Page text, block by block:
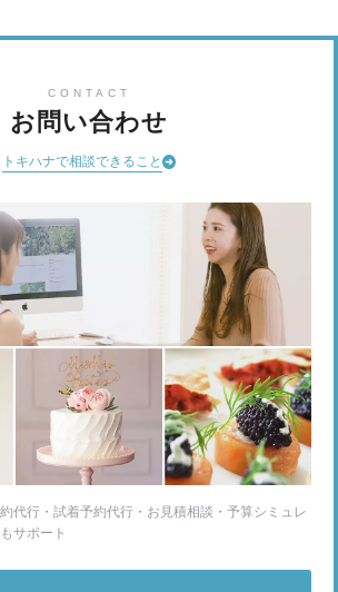
CONTACT
お問い合わせ
トキハナで相談できること
代行・試着予約代行・お見積相談・予算シミュレ
サポート